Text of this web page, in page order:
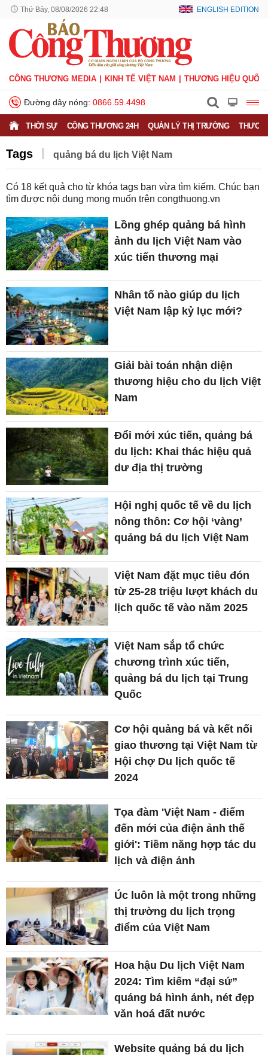
Thứ Bảy, 08/08/2026 22:48 ENGLISH EDITION
CÔNG THƯƠNG MEDIA KINH TẾ VIỆT NAM THƯƠNG HIỆU QUỐC
Đường dây nóng: 0866.59.4498
THỜI SỰ CÔNG THƯƠNG 24H QUẢN LÝ THỊ TRƯỜNG
Tags quảng bá du lịch Việt Nam
Có 18 kết quả cho từ khóa tags bạn vừa tìm kiếm. Chúc bạn
tìm được nội dung mong muốn trên congthuong.vn
Lồng ghép quảng bá hình
ảnh du lịch Việt Nam vào
xúc tiến thương mại
Nhân tố nào giúp du lịch
Việt Nam lập kỷ lục mới?
Giải bài toán nhận diện
thương hiệu cho du lịch Việt
Nam
Đổi mới xúc tiến, quảng bá
du lịch: Khai thác hiệu quả
dư địa thị trường
Hội nghị quốc tế về du lịch
nông thôn: Cơ hội ‘vàng’
quảng bá du lịch Việt Nam
Việt Nam đặt mục tiêu đón
từ 25-28 triệu lượt khách du
lịch quốc tế vào năm 2025
Việt Nam sắp tổ chức
chương trình xúc tiến,
quảng bá du lịch tại Trung
Quốc
Cơ hội quảng bá và kết nối
giao thương tại Việt Nam từ
Hội chợ Du lịch quốc tế
2024
Tọa đàm 'Việt Nam - điểm
đến mới của điện ảnh thế
giới': Tiềm năng hợp tác du
lịch và điện ảnh
Úc luôn là một trong những
thị trường du lịch trọng
điểm của Việt Nam
Hoa hậu Du lịch Việt Nam
2024: Tìm kiếm “đại sứ”
quáng bá hình ảnh, nét đẹp
văn hoá đất nước
Website quảng bá du lịch